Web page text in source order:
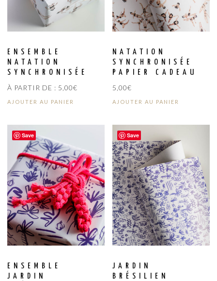
ENSEMBLE
NATATION
SYNCHRONISÉE
À PARTIR DE : 5,00€
AJOUTER AU PANIER
NATATION
SYNCHRONISÉE
PAPIER CADEAU
5,00€
AJOUTER AU PANIER
Save
ENSEMBLE
JARDIN
Save
JARDIN
BRÉSILIEN